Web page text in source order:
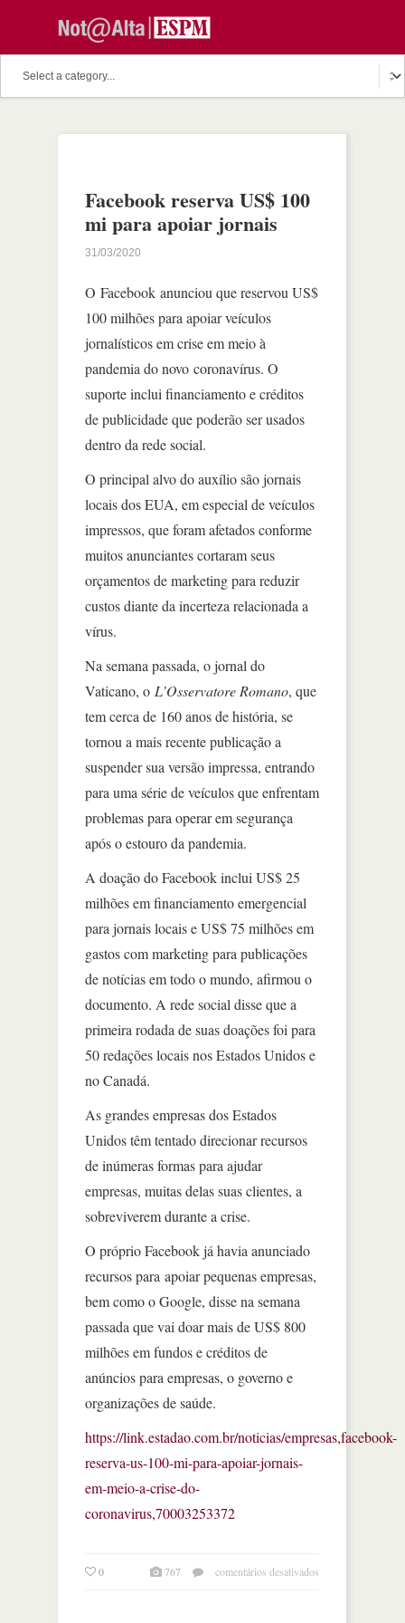
Facebook reserva US$ 100
mi para apoiar jornais
31/03/2020
O Facebook anunciou que reservou US$
100 milhões para apoiar veículos
jornalísticos em crise em meio à
pandemia do novo coronavírus. O
suporte inclui financiamento e créditos
de publicidade que poderão ser usados
dentro da rede social.
O principal alvo do auxílio são jornais
locais dos EUA, em especial de veículos
impressos, que foram afetados conforme
muitos anunciantes cortaram seus
orçamentos de marketing para reduzir
custos diante da incerteza relacionada a
vírus.
Na semana passada, o jornal do
Vaticano, o L’Osservatore Romano, que
tem cerca de 160 anos de história, se
tornou a mais recente publicação a
suspender sua versão impressa, entrando
para uma série de veículos que enfrentam
problemas para operar em segurança
após o estouro da pandemia.
A doação do Facebook inclui US$ 25
milhões em financiamento emergencial
para jornais locais e US$ 75 milhões em
gastos com marketing para publicações
de notícias em todo o mundo, afirmou o
documento. A rede social disse que a
primeira rodada de suas doações foi para
50 redações locais nos Estados Unidos e
no Canadá.
As grandes empresas dos Estados
Unidos têm tentado direcionar recursos
de inúmeras formas para ajudar
empresas, muitas delas suas clientes, a
sobreviverem durante a crise.
O próprio Facebook já havia anunciado
recursos para apoiar pequenas empresas,
bem como o Google, disse na semana
passada que vai doar mais de US$ 800
milhões em fundos e créditos de
anúncios para empresas, o governo e
organizações de saúde.
https://link.estadao.com.br/noticias/empresas,facebook-
reserva-us-100-mi-para-apoiar-jornais-
em-meio-a-crise-do-
coronavirus,70003253372
0 767 comentários desativados